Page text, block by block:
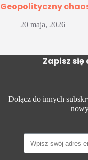
Geopolityczny
20 maja, 2026
Zapisz
Dołącz do innych